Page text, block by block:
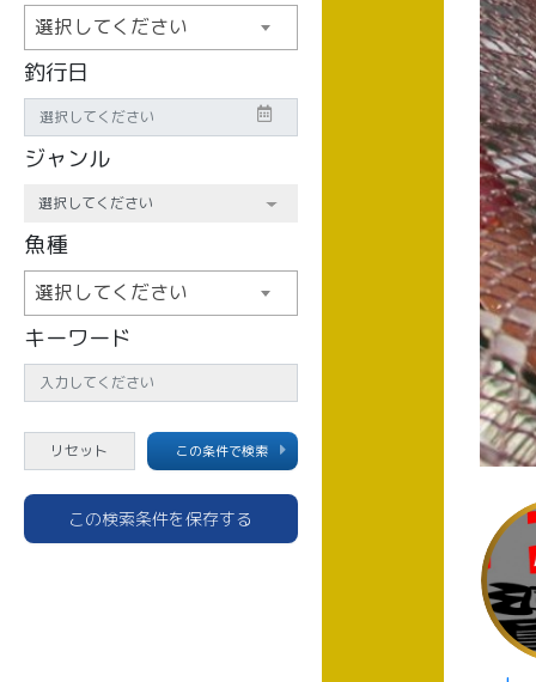
選択してください
釣行日
ジャンル
魚種
選択してください
キーワード
この条件で検索
この検索条件を保存する